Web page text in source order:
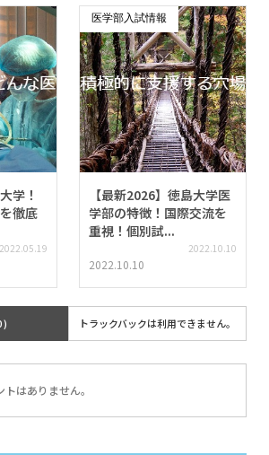
学！
徹底
2022.05.19
医学部入試情報
【最新2026】徳島大学医
学部の特徴！国際交流を
重視！個別試...
2022.10.10
2022.10.10
) トラックバックは利用できません。
はありません。